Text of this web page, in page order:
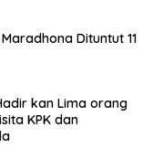
Dituntut 11
kan Lima orang
KPK dan